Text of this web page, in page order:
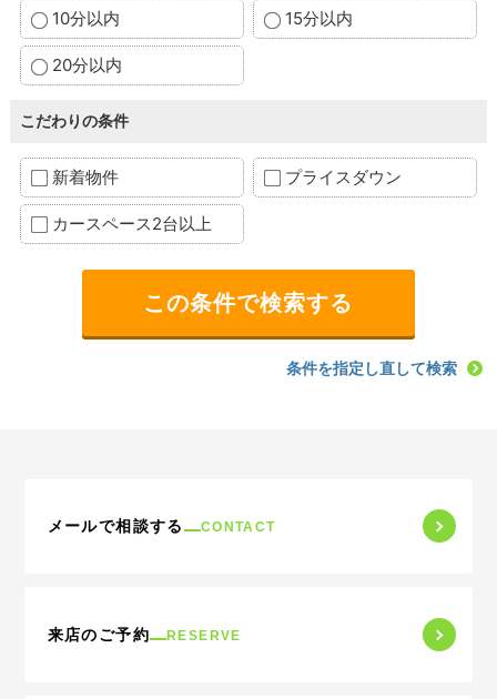
10分以内 15分以内
20分以内
こだわりの条件
新着物件 プライスダウン
カースペース2台以上
条件を指定し直して検索
メールで相談する CONTACT
来店のご予約 RESERVE